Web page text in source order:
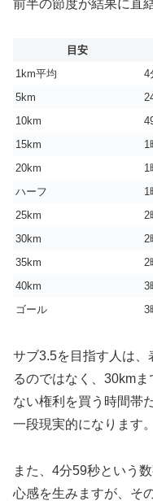
前半の節度が結果に直
目安
1km平均
4
5km
10km
15km
1
20km
1
ハーフ
1
25km
2
30km
2
35km
2
40km
3
ゴール
3
サブ3.5を目指す人は、
るのではなく、30km
ない権利を買う時間帯
一段現実的になります。
また、4分59秒という
心感を生みますが、そ